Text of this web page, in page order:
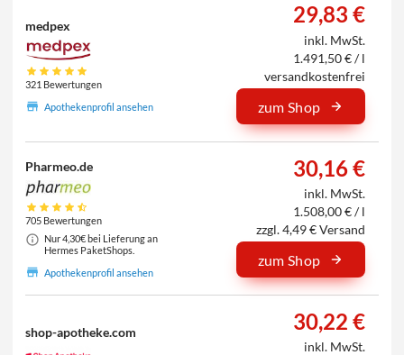
medpex
321 Bewertungen
Apothekenprofil ansehen
29,83 €
inkl. MwSt.
1.491,50 € / l
versandkostenfrei
zum Shop
Pharmeo.de
705 Bewertungen
Nur 4,30€ bei Lieferung an
Hermes PaketShops.
Apothekenprofil ansehen
30,16 €
inkl. MwSt.
1.508,00 € / l
zzgl. 4,49 € Versand
zum Shop
shop-apotheke.com 30,22 €
inkl. MwSt.